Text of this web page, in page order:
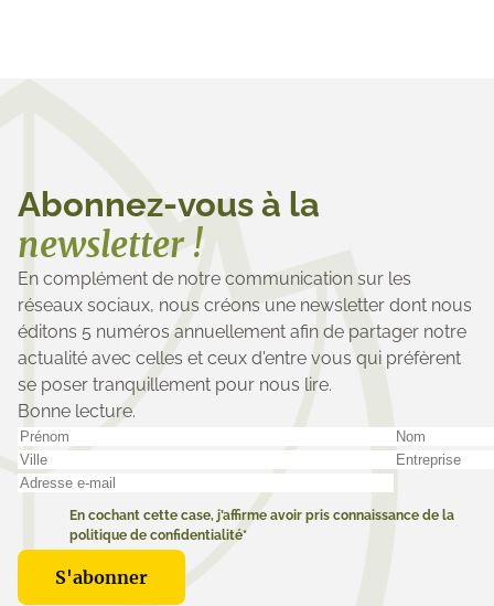
Abonnez-vous à la
newsletter !
En complément de notre communication sur les
réseaux sociaux, nous créons une newsletter dont nous
éditons 5 numéros annuellement afin de partager notre
actualité avec celles et ceux d'entre vous qui préfèrent
se poser tranquillement pour nous lire.
Bonne lecture.
En cochant cette case, j’affirme avoir pris connaissance de la
politique de confidentialité*